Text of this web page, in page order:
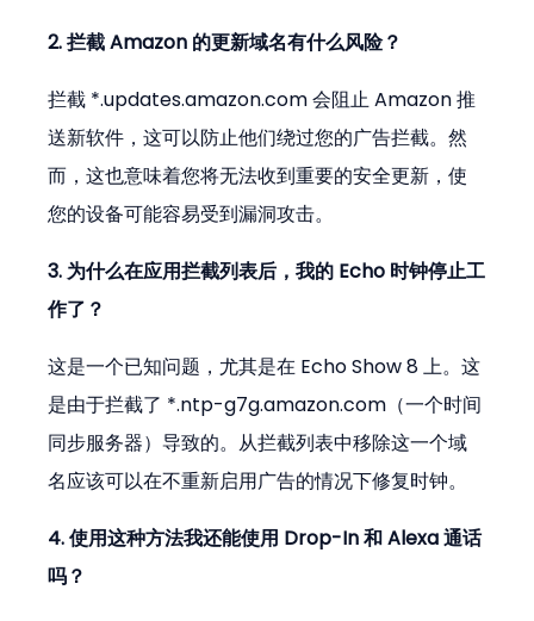
2. 拦截 Amazon 的更新域名有什么风险？
拦截 *.updates.amazon.com 会阻止 Amazon 推
送新软件，这可以防止他们绕过您的广告拦截。然
而，这也意味着您将无法收到重要的安全更新，使
您的设备可能容易受到漏洞攻击。
3. 为什么在应用拦截列表后，我的 Echo 时钟停止工
作了？
这是一个已知问题，尤其是在 Echo Show 8 上。这
是由于拦截了 *.ntp-g7g.amazon.com（一个时间
同步服务器）导致的。从拦截列表中移除这一个域
名应该可以在不重新启用广告的情况下修复时钟。
4. 使用这种方法我还能使用 Drop-In 和 Alexa 通话
吗？